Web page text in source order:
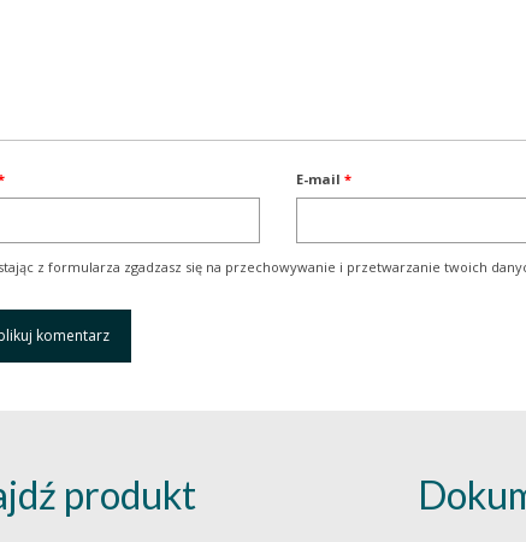
E-mail *
z formularza zgadzasz się na przechowywanie i przetwarzanie twoich
produkt